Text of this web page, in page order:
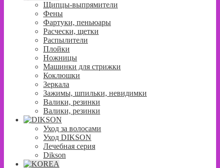
Щипцы-выпрямители
Фены
Фартуки, пеньюары
Расчески, щетки
Распылители
Плойки
Ножницы
Машинки для стрижки
Коклюшки
Зеркала
Зажимы, шпильки, невидимки
Валики, резинки
Валики, резинки
Уход за волосами
Уход DIKSON
Лечебная серия
Dikson